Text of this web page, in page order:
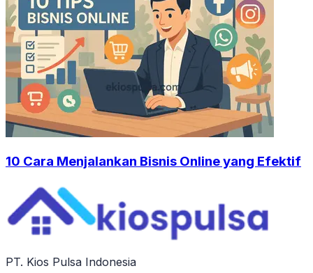
10 Cara Menjalankan Bisnis Online yang Efektif
PT. Kios Pulsa Indonesia